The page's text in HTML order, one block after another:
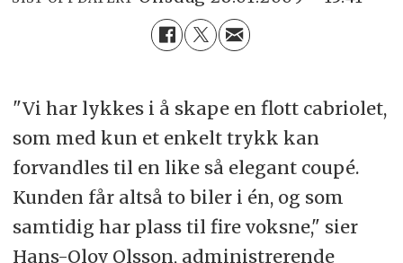
"Vi har lykkes i å skape en flott cabriolet,
som med kun et enkelt trykk kan
forvandles til en like så elegant coupé.
Kunden får altså to biler i én, og som
samtidig har plass til fire voksne," sier
Hans-Olov Olsson, administrerende